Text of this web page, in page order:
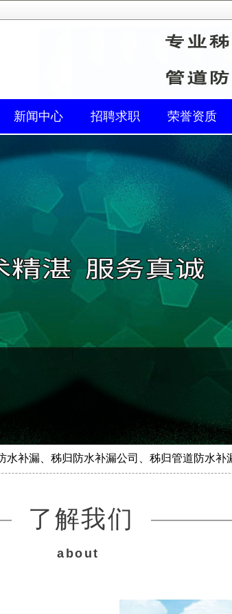
新闻中心 招聘求职 荣誉资质
水补漏、秭归防水补漏公司、秭归管道防水补
了解我们
about